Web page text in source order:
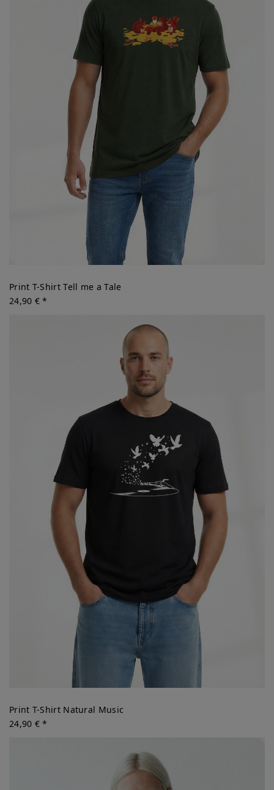
Print T-Shirt Tell me a Tale
24,90 € *
Print T-Shirt Natural Music
24,90 € *